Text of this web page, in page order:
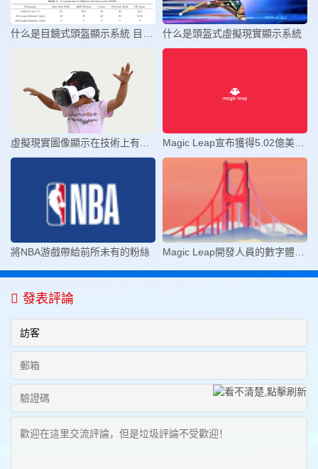
什么是目鏡式頭盔顯示系統 目鏡式 什么是頭盔式虛擬現實顯示系統
虛擬現實圖像顯示在技術上有哪些的 Magic Leap宣布獲得5.02億美元D輪
將NBA游戲帶給前所未有的粉絲 Magic Leap開發人員的數字體驗旅程
發表評論